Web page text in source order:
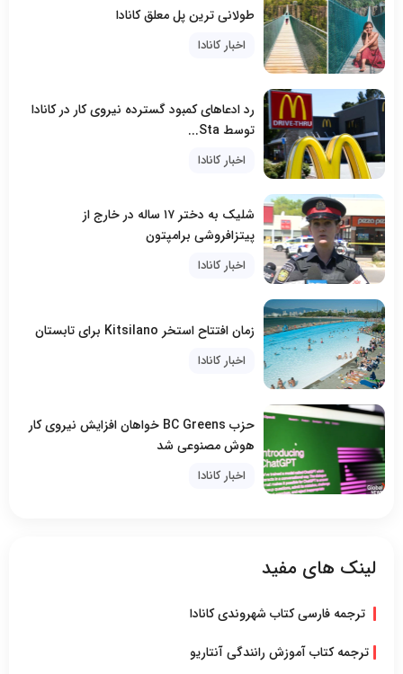
طولانی ترین پل معلق کانادا
اخبار کانادا
رد ادعاهای کمبود گسترده نیروی کار در کانادا
توسط Sta...
اخبار کانادا
شلیک به دختر ۱۷ ساله در خارج از
پیتزافروشی برامپتون
اخبار کانادا
زمان افتتاح استخر Kitsilano برای تابستان
اخبار کانادا
حزب BC Greens خواهان افزایش نیروی کار
هوش مصنوعی شد
اخبار کانادا
لینک های مفید
ترجمه فارسی کتاب شهروندی کانادا
ترجمه کتاب آموزش رانندگی آنتاریو